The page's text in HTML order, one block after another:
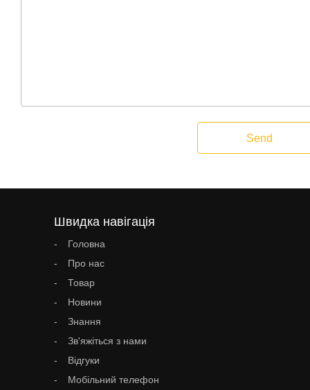
Send
Швидка навігація
Головна
Про нас
Товар
Новини
Знання
Зв'яжіться з нами
Відгуки
Мобільний телефон